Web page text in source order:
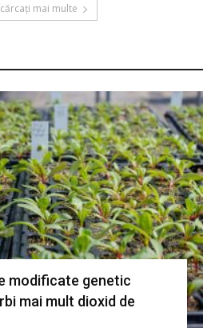
mai multe
modificate genetic
mai mult dioxid de